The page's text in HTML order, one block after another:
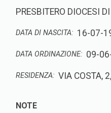
PRESBITERO DIOCESI
DATA DI NASCITA: 16-07-
DATA ORDINAZIONE: 09-
RESIDENZA: VIA COSTA,